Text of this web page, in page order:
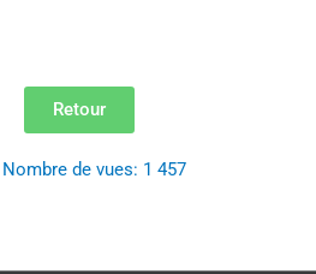
Retour
Nombre de vues: 1 457